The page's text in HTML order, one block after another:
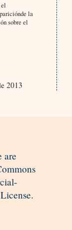
la
sobre el
2013
are